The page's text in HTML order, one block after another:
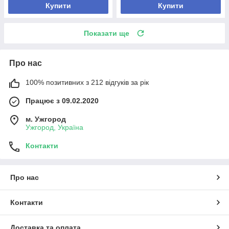
Купити Купити
Показати ще
Про нас
100% позитивних з 212 відгуків за рік
Працює з 09.02.2020
м. Ужгород
Ужгород, Україна
Контакти
Про нас
Контакти
Доставка та оплата